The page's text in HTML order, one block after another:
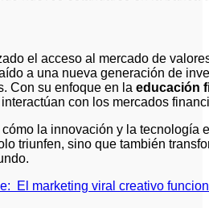
el acceso al mercado de
a una nueva generación de
Con su enfoque en la educación
con los mercados
la innovación y la tecnología
triunfen, sino que también
El marketing viral creativo